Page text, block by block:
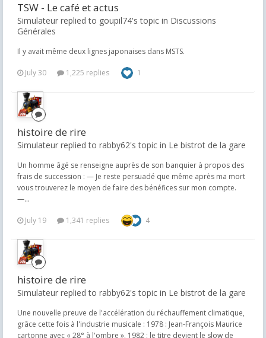
TSW - Le café et actus
Simulateur replied to goupil74's topic in Discussions
Générales
Il y avait même deux lignes japonaises dans MSTS.
July 30 1,225 replies 1
histoire de rire
Simulateur replied to rabby62's topic in Le bistrot de la gare
Un homme âgé se renseigne auprès de son banquier à propos des
frais de succession : — Je reste persuadé que même après ma mort
vous trouverez le moyen de faire des bénéfices sur mon compte.
—...
July 19 1,341 replies 4
histoire de rire
Simulateur replied to rabby62's topic in Le bistrot de la gare
Une nouvelle preuve de l'accélération du réchauffement climatique,
grâce cette fois à l'industrie musicale : 1978 : Jean-François Maurice
cartonne avec « 28° à l'ombre ». 1982 : le titre devient le slow de